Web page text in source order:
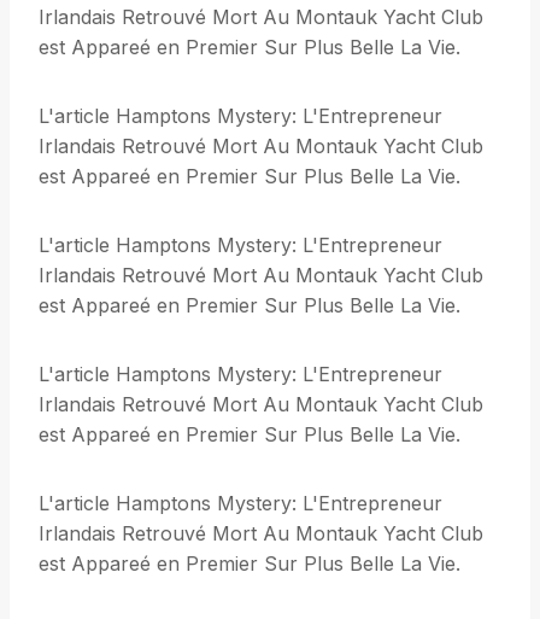
Irlandais Retrouvé Mort Au Montauk Yacht Club
est Appareé en Premier Sur Plus Belle La Vie.
L'article Hamptons Mystery: L'Entrepreneur
Irlandais Retrouvé Mort Au Montauk Yacht Club
est Appareé en Premier Sur Plus Belle La Vie.
L'article Hamptons Mystery: L'Entrepreneur
Irlandais Retrouvé Mort Au Montauk Yacht Club
est Appareé en Premier Sur Plus Belle La Vie.
L'article Hamptons Mystery: L'Entrepreneur
Irlandais Retrouvé Mort Au Montauk Yacht Club
est Appareé en Premier Sur Plus Belle La Vie.
L'article Hamptons Mystery: L'Entrepreneur
Irlandais Retrouvé Mort Au Montauk Yacht Club
est Appareé en Premier Sur Plus Belle La Vie.